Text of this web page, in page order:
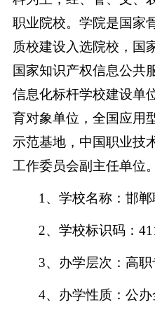
职业院校。学院是国家
质校建设入选院校，国
国家知识产权信息公共
信息化标杆学校建设单
育对象单位，全国应用
示范基地，中国职业技
工作委员会副主任单位。
1 、学校名称：邯
2、学校标识码：
3、办学层次：高
4、办学性质：公